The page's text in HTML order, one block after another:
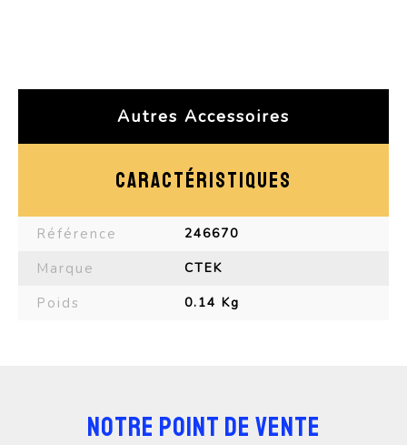
Autres Accessoires
CARACTÉRISTIQUES
Référence 246670
Marque CTEK
Poids 0.14 Kg
NOTRE POINT DE VENTE